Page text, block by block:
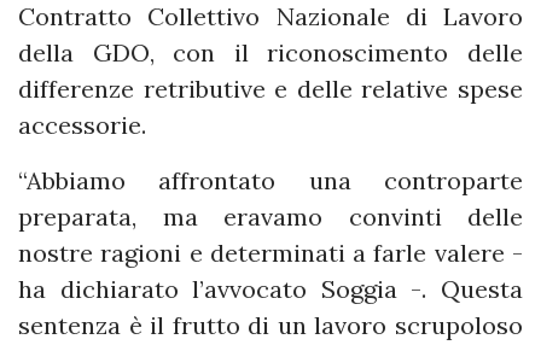
Contratto Collettivo Nazionale di Lavoro
della GDO, con il riconoscimento delle
differenze retributive e delle relative spese
accessorie.
“Abbiamo affrontato una controparte
preparata, ma eravamo convinti delle
nostre ragioni e determinati a farle valere -
ha dichiarato l’avvocato Soggia -. Questa
sentenza è il frutto di un lavoro scrupoloso